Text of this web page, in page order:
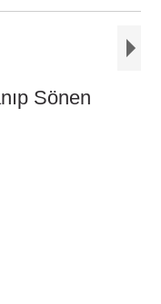
Sönen